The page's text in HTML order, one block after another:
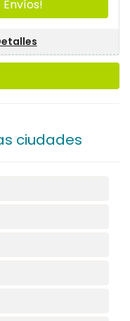
Envíos!
ciudades